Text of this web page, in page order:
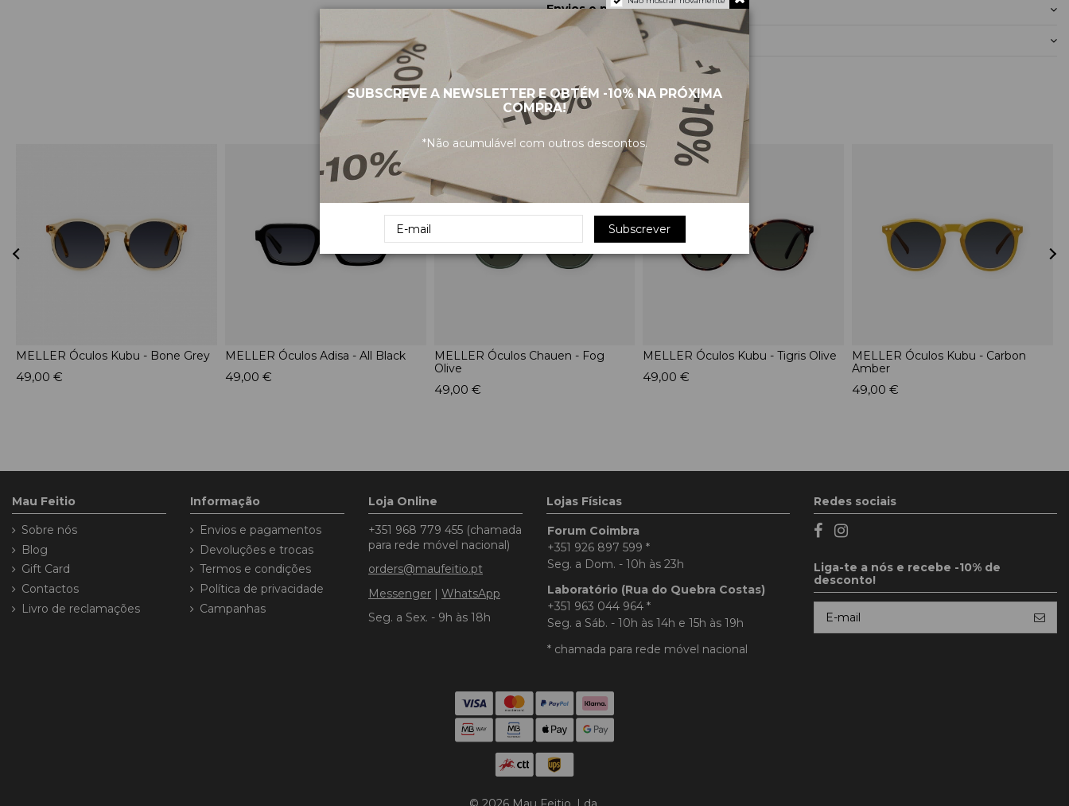
Envios e pagamentos
Devoluções e trocas
PRODUTOS RELACIONADOS
MELLER Óculos Kubu - Bone Grey
49,00 €
MELLER Óculos Adisa - All Black
49,00 €
MELLER Óculos Chauen - Fog
Olive
49,00 €
MELLER Óculos Kubu - Tigris Olive
49,00 €
MELLER Óculos Kubu - Carbon
Amber
49,00 €
Mau Feitio
Sobre nós
Blog
Gift Card
Contactos
Livro de reclamações
Informação
Envios e pagamentos
Devoluções e trocas
Termos e condições
Política de privacidade
Campanhas
Loja Online
+351 968 779 455 (chamada
para rede móvel nacional)
orders@maufeitio.pt
Messenger | WhatsApp
Seg. a Sex. - 9h às 18h
Lojas Físicas
Forum Coimbra
+351 926 897 599 *
Seg. a Dom. - 10h às 23h
Laboratório (Rua do Quebra Costas)
+351 963 044 964 *
Seg. a Sáb. - 10h às 14h e 15h às 19h
* chamada para rede móvel nacional
Redes sociais
Liga-te a nós e recebe -10% de
desconto!
SUBSCREVE A NEWSLETTER E OBTÉM -10%NA PRÓXIMA
COMPRA!
*Não acumulável com outros descontos.
Subscrever